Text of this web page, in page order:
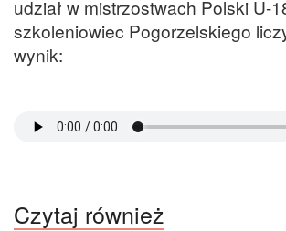
udział w mistrzostwach Polski U-
szkoleniowiec Pogorzelskiego
wynik:
Czytaj również